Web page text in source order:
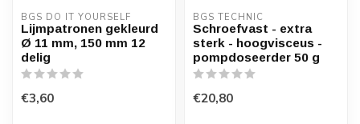
BGS DO IT YOURSELF
Lijmpatronen gekleurd
Ø 11 mm, 150 mm 12
delig
€3,60
BGS TECHNIC
Schroefvast - extra
sterk - hoogvisceus -
pompdoseerder 50 g
€20,80